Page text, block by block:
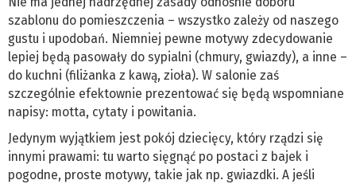
szablonu do pomieszczenia – wszystko zależy od naszego
gustu i upodobań. Niemniej pewne motywy zdecydowanie
lepiej będą pasowały do sypialni (chmury, gwiazdy), a inne –
do kuchni (filiżanka z kawą, zioła). W salonie zaś
szczególnie efektownie prezentować się będą wspomniane
napisy: motta, cytaty i powitania.
Jedynym wyjątkiem jest pokój dziecięcy, który rządzi się
innymi prawami: tu warto sięgnąć po postaci z bajek i
pogodne, proste motywy, takie jak np. gwiazdki. A jeśli